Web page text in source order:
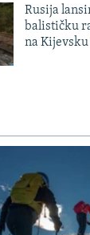
Rusija
balističku
na